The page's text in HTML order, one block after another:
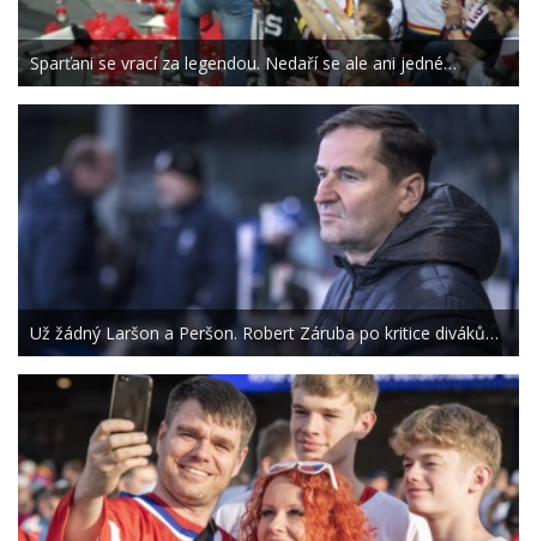
Sparťani se vrací za legendou. Nedaří se ale ani jedné…
Už žádný Laršon a Peršon. Robert Záruba po kritice diváků…